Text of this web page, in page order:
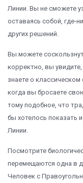
Линии. Вы не сможете
оставаясь собой, где-
других решений.
Вы можете
корректно, вы
знаете о
когда вы бросаете
тому подобное, что
бы хотелось показать
Линии.
Посмотрите
перемещаются одна в
Человек с